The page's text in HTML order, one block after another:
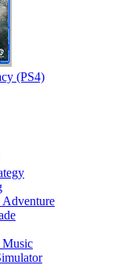
(PS4)